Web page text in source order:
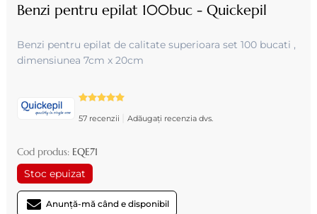
Benzi pentru epilat 100buc - Quickepil
Benzi pentru epilat de calitate superioara set 100 bucati ,
dimensiunea 7cm x 20cm
57 recenzii Adăugați recenzia dvs.
Cod produs: EQE71
Stoc epuizat
Anunță-mă când e disponibil